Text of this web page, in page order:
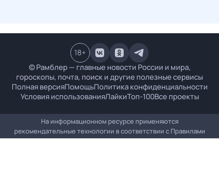
© Рамблер — главные новости России и мира,
гороскопы, почта, поиск и другие полезные сервисы
Полная версияПомощьПолитика конфиденциальности
Условия использованияЛайкиТоп-100Все проекты
18+
На информационном ресурсе применяются
рекомендательные технологии в соответствии с Правилами